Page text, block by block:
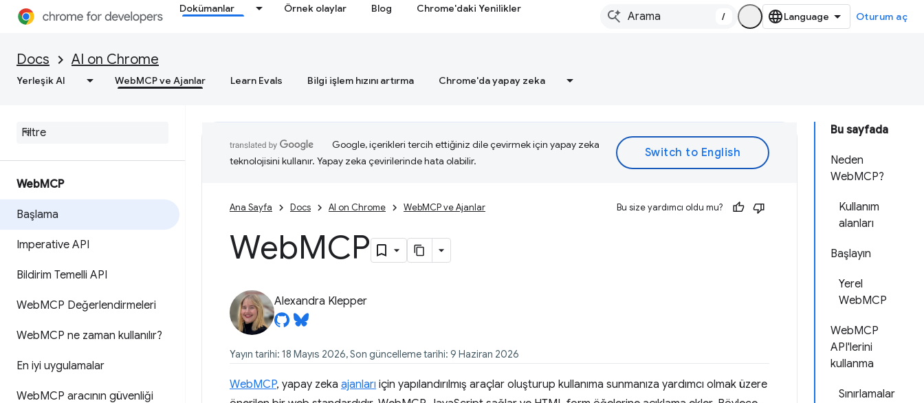
Dokümanlar Örnek olaylar Blog Chrome'daki Yenilikler
/ Oturum aç
Docs AI on Chrome
Yerleşik AI WebMCP ve Ajanlar Learn Evals Bilgi işlem hızını artırma Chrome'da yapay zeka
WebMCP
Başlama
Imperative API
Bildirim Temelli API
WebMCP Değerlendirmeleri
WebMCP ne zaman kullanılır?
En iyi uygulamalar
WebMCP aracının güvenliği
Bu sayfada
Neden
WebMCP?
Kullanım
alanları
Başlayın
Yerel
WebMCP
WebMCP
API'lerini
kullanma
Sınırlamalar
Google, içerikleri tercih ettiğiniz dile çevirmek için yapay zeka
teknolojisini kullanır. Yapay zeka çevirilerinde hata olabilir.
Ana Sayfa Docs AI on Chrome WebMCP ve Ajanlar Bu size yardımcı oldu mu?
WebMCP
Alexandra Klepper
Yayın tarihi: 18 Mayıs 2026, Son güncelleme tarihi: 9 Haziran 2026
WebMCP, yapay zeka ajanları için yapılandırılmış araçlar oluşturup kullanıma sunmanıza yardımcı olmak üzere